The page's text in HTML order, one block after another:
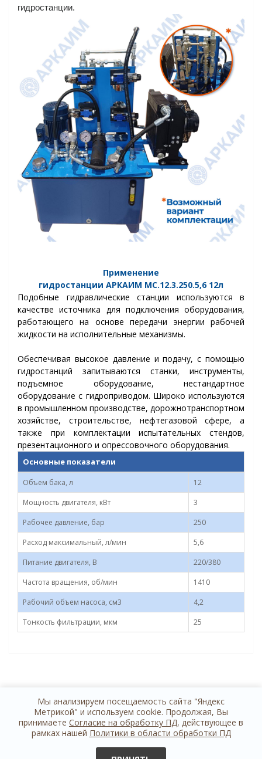
гидростанции.
Применение
гидростанции АРКАИМ МС.12.3.250.5,612л
Подобные гидравлические станции используются в
качестве источника для подключения оборудования,
работающего на основе передачи энергии рабочей
жидкости на исполнительные механизмы.
Обеспечивая высокое давление и подачу, с помощью
гидростанций запитываются станки, инструменты,
подъемное оборудование, нестандартное
оборудование с гидроприводом. Широко используются
в промышленном производстве, дорожнотранспортном
хозяйстве, строительстве, нефтегазовой сфере, а
также при комплектации испытательных стендов,
презентационного и опрессовочного оборудования.
Основные показатели
Объем бака, л
12
Мощность двигателя, кВт
3
Рабочее давление, бар
250
Расход максимальный, л/мин
5,6
Питание двигателя, В
220/380
Частота вращения, об/мин
1410
Рабочий объем насоса, см3
4,2
Тонкость фильтрации, мкм
25
+7 812 614 44 24
Мы анализируем посещаемость сайта "Яндекс
Метрикой" и используем cookie. Продолжая, Вы
принимаете Согласие на обработку ПД, действующее в
рамках нашей Политики в области обработки ПД